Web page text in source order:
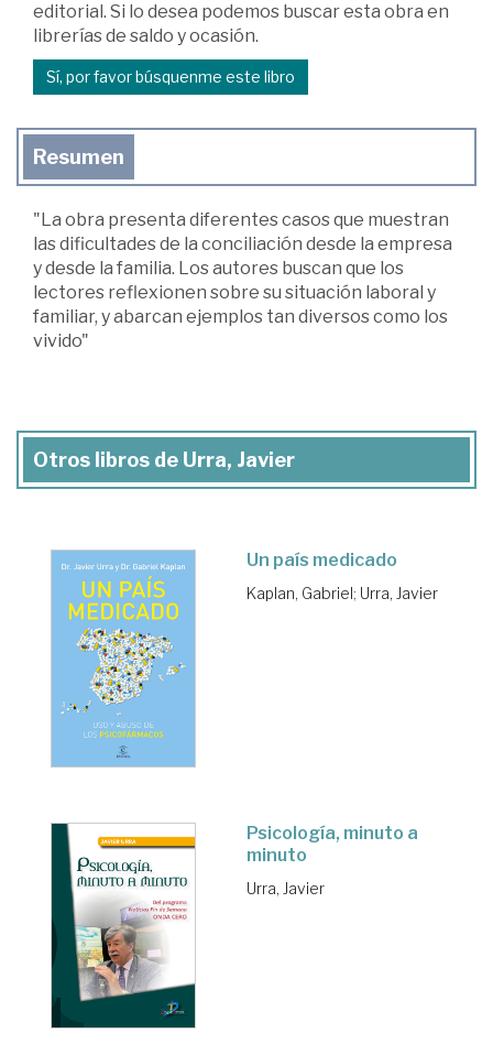
editorial. Si lo desea podemos buscar esta obra en
librerías de saldo y ocasión.
Sí, por favor búsquenme este libro
Resumen
"La obra presenta diferentes casos que muestran
las dificultades de la conciliación desde la empresa
y desde la familia. Los autores buscan que los
lectores reflexionen sobre su situación laboral y
familiar, y abarcan ejemplos tan diversos como los
vivido"
Otros libros de Urra, Javier
Un país medicado
Kaplan, Gabriel; Urra, Javier
Psicología, minuto a
minuto
Urra, Javier